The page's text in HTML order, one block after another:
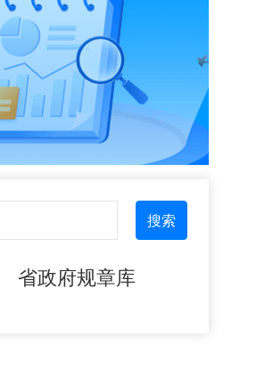
搜索
省政府规章库